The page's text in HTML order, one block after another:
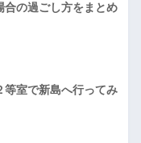
合の過ごし方をまとめ
等室で新島へ行ってみ